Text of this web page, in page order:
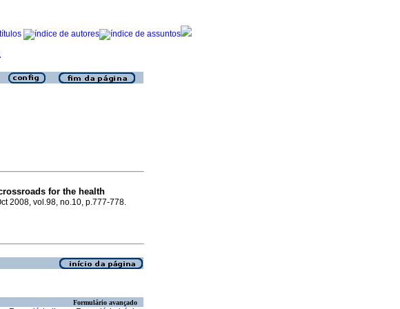
for the health
2008, vol.98, no.10, p.777-778.
Formulário avançado